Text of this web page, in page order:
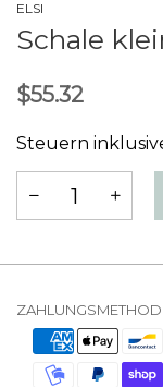
ELSI
Schale
$55.32
Steuern